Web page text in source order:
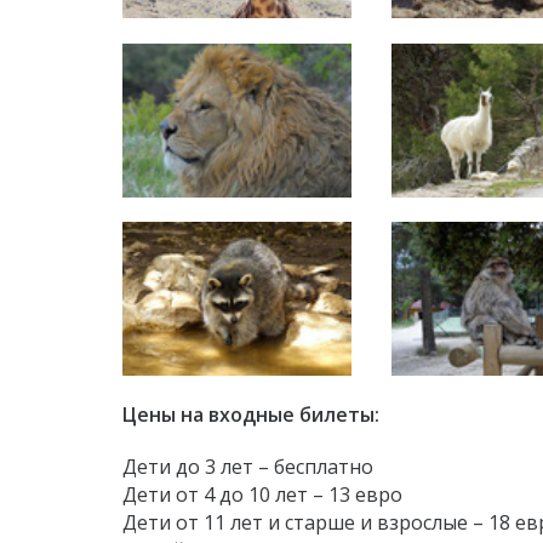
Цены на входные билеты:
Дети до 3 лет – бесплатно
Дети от 4 до 10 лет – 13 евро
Дети от 11 лет и старше и взрослые – 18